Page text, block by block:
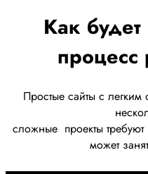
Как
процесс
Простые сайты с
сложные проекты
может